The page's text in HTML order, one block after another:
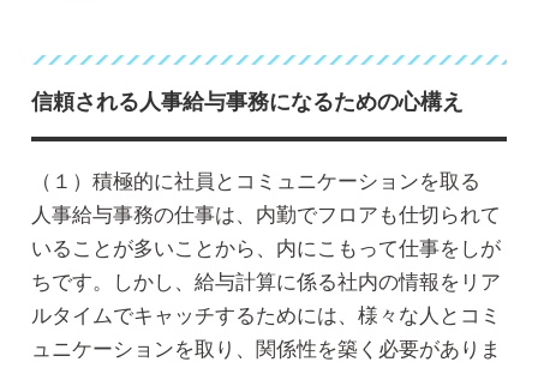
信頼される人事給与事務になるための心構え
（１）積極的に社員とコミュニケーションを取る
人事給与事務の仕事は、内勤でフロアも仕切られて
いることが多いことから、内にこもって仕事をしが
ちです。しかし、給与計算に係る社内の情報をリア
ルタイムでキャッチするためには、様々な人とコミ
ュニケーションを取り、関係性を築く必要がありま